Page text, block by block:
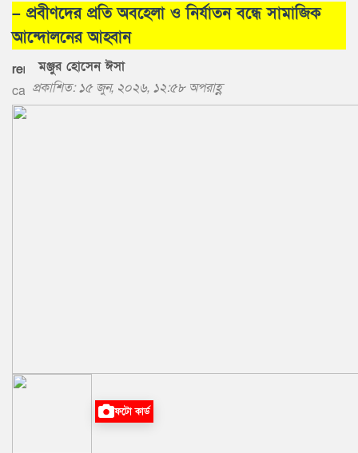
– প্রবীণদের প্রতি অবহেলা ও নির্যাতন বন্ধে সামাজিক
আন্দোলনের আহ্বান
মঞ্জুর হোসেন ঈসা
প্রকাশিত: ১৫ জুন, ২০২৬, ১২:৫৮ অপরাহ্ণ
ফটো কার্ড